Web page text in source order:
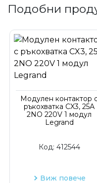
Подобни
Модулен контактор
ръкохватка CX3, 25А
2NO 220V 1 модул
Legrand
Код: 412544
Виж повече